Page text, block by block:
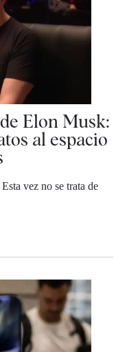
Elon Musk:
al espacio
vez no se trata de